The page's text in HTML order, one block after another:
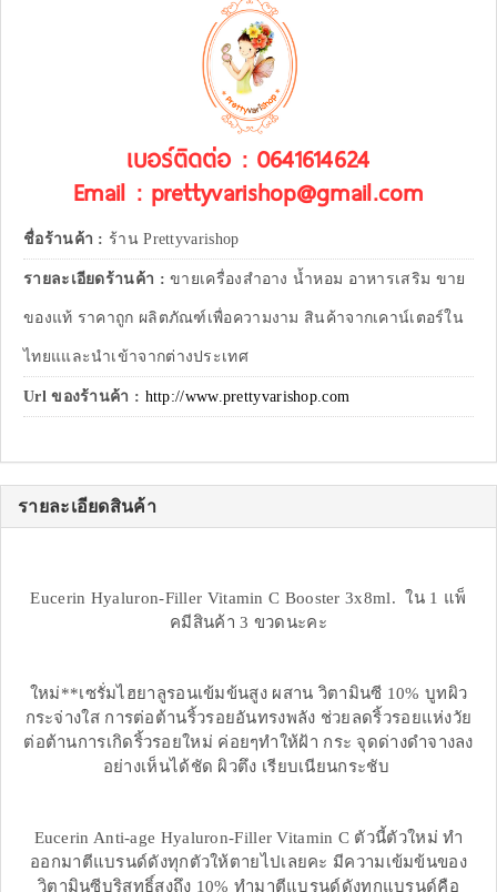
เบอร์ติดต่อ : 0641614624
Email : prettyvarishop@gmail.com
ชื่อร้านค้า : ร้าน Prettyvarishop
รายละเอียดร้านค้า :ขายเครื่องสำอาง น้ำหอม อาหารเสริม ขาย
ของแท้ ราคาถูก ผลิตภัณฑ์เพื่อความงาม สินค้าจากเคาน์เตอร์ใน
ไทยแและนำเข้าจากต่างประเทศ
Url ของร้านค้า : http://www.prettyvarishop.com
รายละเอียดสินค้า
Eucerin Hyaluron-Filler Vitamin C Booster 3x8ml. ใน 1 แพ็
คมีสินค้า 3 ขวดนะคะ
ใหม่**เซรั่มไฮยาลูรอนเข้มข้นสูง ผสาน วิตามินซี 10% บูทผิว
กระจ่างใส การต่อต้านริ้วรอยอันทรงพลัง ช่วยลดริ้วรอยแห่งวัย
ต่อต้านการเกิดริ้วรอยใหม่ ค่อยๆทำให้ฝ้า กระ จุดด่างดำจางลง
อย่างเห็นได้ชัด ผิวตึง เรียบเนียนกระชับ
Eucerin Anti-age Hyaluron-Filler Vitamin C ตัวนี้ตัวใหม่ ทำ
ออกมาตีแบรนด์ดังทุกตัวให้ตายไปเลยคะ มีความเข้มข้นของ
วิตามินซีบริสุทธิ์สูงถึง 10% ทำมาตีแบรนด์ดังทุกแบรนด์คือ